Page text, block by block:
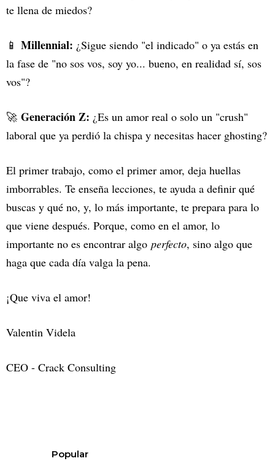
te llena de miedos?
📱 Millennial: ¿Sigue siendo "el indicado" o ya estás en
la fase de "no sos vos, soy yo... bueno, en realidad sí, sos
vos"?
🚀 Generación Z: ¿Es un amor real o solo un "crush"
laboral que ya perdió la chispa y necesitas hacer ghosting?
El primer trabajo, como el primer amor, deja huellas
imborrables. Te enseña lecciones, te ayuda a definir qué
buscas y qué no, y, lo más importante, te prepara para lo
que viene después. Porque, como en el amor, lo
importante no es encontrar algo perfecto, sino algo que
haga que cada día valga la pena.
¡Que viva el amor!
Valentin Videla
CEO - Crack Consulting
Popular